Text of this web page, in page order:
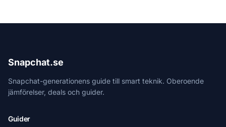
Snapchat.se
Snapchat-generationens guide till smart teknik. Oberoende
jämförelser, deals och guider.
Guider